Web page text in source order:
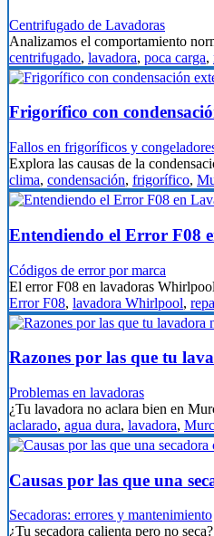
Centrifugado de Lavadoras
Analizamos el comportamiento
centrifugado, lavadora, poca carga,
Frigorífico con
Fallos en frigoríficos y
Explora las causas de la
clima, condensación, frigorífico,
Entendiendo el Error F08
Códigos de error por marca
El error F08 en lavadoras
Error F08, lavadora Whirlpool,
Razones por las que tu
Problemas en lavadoras
¿Tu lavadora no aclara bien en
aclarado, agua dura, lavadora,
Causas por las que una
Secadoras: errores y mantenimiento
¿Tu secadora calienta pero no